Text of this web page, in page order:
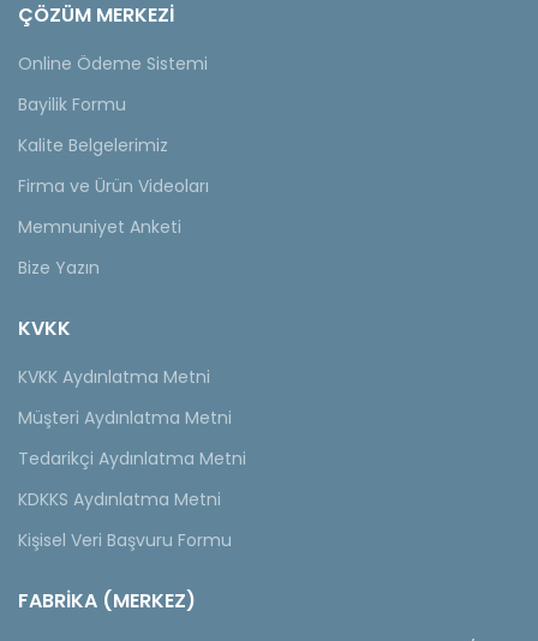
ÇÖZÜM MERKEZİ
Online Ödeme Sistemi
Bayilik Formu
Kalite Belgelerimiz
Firma ve Ürün Videoları
Memnuniyet Anketi
Bize Yazın
KVKK
KVKK Aydınlatma Metni
Müşteri Aydınlatma Metni
Tedarikçi Aydınlatma Metni
KDKKS Aydınlatma Metni
Kişisel Veri Başvuru Formu
FABRİKA (MERKEZ)